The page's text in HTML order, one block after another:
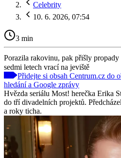
Celebrity
10. 6. 2026, 07:54
3 min
Porazila rakovinu, pak přišly
sedmi letech vrací na jeviště
Přidejte si obsah Centrum.cz do
hledání a Google zprávy
Hvězda seriálu Most! herečka Erika
do tří divadelních projektů.
a roky ticha.